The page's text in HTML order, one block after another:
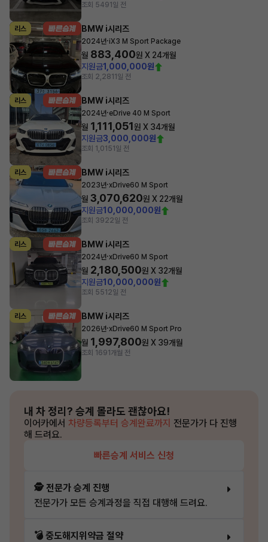
조회 5491일 전
리스 BMW i시리즈
2024년·iX3 M Sport Package
월 883,400원 X 24개월
지원금1,000,000원
조회 2,281 1일 전
리스 BMW i시리즈
2024년·eDrive 40 M Sport
월 1,111,051원 X 34개월
지원금3,000,000원
조회 1,0151일 전
리스 BMW i시리즈
2023년·xDrive60 M Sport
월 3,070,620원 X 22개월
지원금10,000,000원
조회 3922일 전
리스 BMW i시리즈
2024년·xDrive60 M Sport
월 2,180,500원 X 32개월
지원금10,000,000원
조회 551 2일 전
리스 BMW i시리즈
2026년·xDrive60 M Sport Pro
월 1,997,800원 X 39개월
조회 1691개월 전
내 차 정리? 승계 몰라도 괜찮아요!
이어카에서 차량등록부터 승계완료까지 전문가가 다 진행
해 드려요.
빠른승계 서비스 신청
🕵️ 전문가 승계 진행
전문가가 모든 승계과정을 직접 대행해 드려요.
💣 중도해지위약금 절약